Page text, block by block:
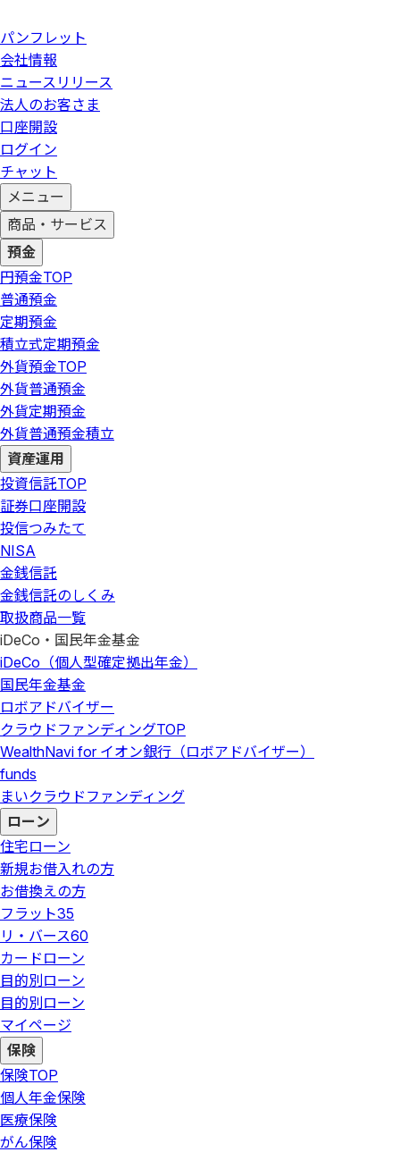
パンフレット
会社情報
ニュースリリース
法人のお客さま
口座開設
ログイン
チャット
メニュー
商品・サービス
預金
円預金TOP
普通預金
定期預金
積立式定期預金
外貨預金TOP
外貨普通預金
外貨定期預金
外貨普通預金積立
資産運用
投資信託TOP
証券口座開設
投信つみたて
NISA
金銭信託
金銭信託のしくみ
取扱商品一覧
iDeCo・国民年金基金
iDeCo（個人型確定拠出年金）
国民年金基金
ロボアドバイザー
クラウドファンディングTOP
WealthNavi for イオン銀行（ロボアドバイザー）
funds
まいクラウドファンディング
ローン
住宅ローン
新規お借入れの方
お借換えの方
フラット35
リ・バース60
カードローン
目的別ローン
目的別ローン
マイページ
保険
保険TOP
個人年金保険
医療保険
がん保険